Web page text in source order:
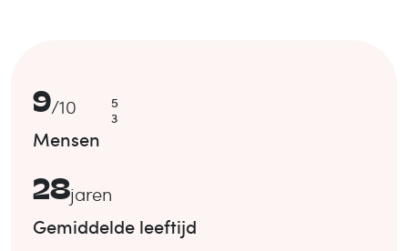
9/10
5
3
Mensen
28jaren
Gemiddelde leeftijd